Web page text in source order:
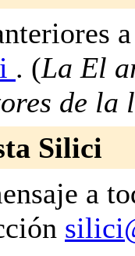
. (La El
de la
Silici
a